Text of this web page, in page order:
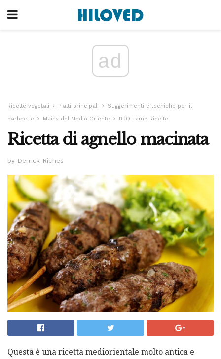
ad
Ricette vegetali Piatti principali
Suggerimenti e tecniche per il
barbecue
Mains del Medio Oriente BBQ Lamb Ricette
Ricetta di agnello macinata
by Derrick Riches
Questa è una ricetta mediorientale molto antica e